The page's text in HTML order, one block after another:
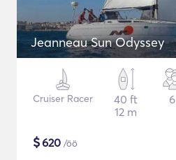
Jeanneau Sun Odyssey
Cruiser Racer
40 ft
12 m
6
$620 /öö